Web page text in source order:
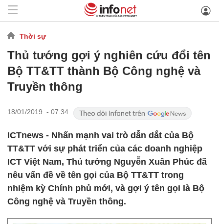
Thời sự
Thủ tướng gợi ý nghiên cứu đổi tên
Bộ TT&TT thành Bộ Công nghệ và
Truyền thông
18/01/2019 - 07:34
ICTnews - Nhấn mạnh vai trò dẫn dắt của Bộ
TT&TT với sự phát triển của các doanh nghiệp
ICT Việt Nam, Thủ tướng Nguyễn Xuân Phúc đã
nêu vấn đề về tên gọi của Bộ TT&TT trong
nhiệm kỳ Chính phủ mới, và gợi ý tên gọi là Bộ
Công nghệ và Truyền thông.